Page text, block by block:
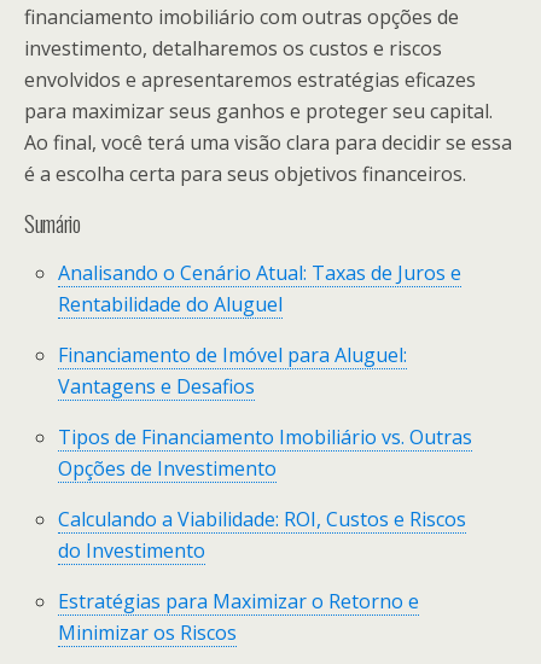
financiamento imobiliário com outras opções de
investimento, detalharemos os custos e riscos
envolvidos e apresentaremos estratégias eficazes
para maximizar seus ganhos e proteger seu capital.
Ao final, você terá uma visão clara para decidir se essa
é a escolha certa para seus objetivos financeiros.
Sumário
Analisando o Cenário Atual: Taxas de Juros e
Rentabilidade do Aluguel
Financiamento de Imóvel para Aluguel:
Vantagens e Desafios
Tipos de Financiamento Imobiliário vs. Outras
Opções de Investimento
Calculando a Viabilidade: ROI, Custos e Riscos
do Investimento
Estratégias para Maximizar o Retorno e
Minimizar os Riscos